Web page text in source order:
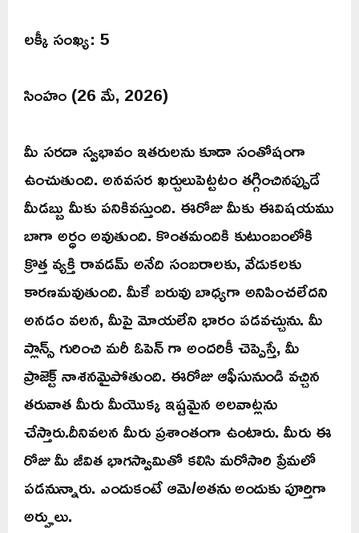
లక్కీ సంఖ్య: 5
సింహం (26 మే, 2026)
మీ సరదా స్వభావం ఇతరులను కూడా సంతోషంగా
ఉంచుతుంది. అనవసర ఖర్చులుపెట్టటం తగ్గించినప్పుడే
మీడబ్బు మీకు పనికివస్తుంది. ఈరోజు మీకు ఈవిషయము
బాగా అర్ధం అవుతుంది. కొంతమందికి కుటుంబంలోకి
క్రొత్త వ్యక్తి రావడమ్ అనేది సంబరాలకు, వేడుకలకు
కారణమవుతుంది. మీకే బరువు బాధ్యగా అనిపించలేదని
అనడం వలన, మీపై మోయలేని భారం పడవచ్చును. మీ
ప్లాన్స్ గురించి మరీ ఓపెన్ గా అందరికీ చెప్పెస్తే, మీ
ప్రాజెక్ట్ నాశనమైపోతుంది. ఈరోజు ఆఫీసునుండి వచ్చిన
తరువాత మీరు మీయొక్క ఇష్టమైన అలవాట్లను
చేస్తారు.దీనివలన మీరు ప్రశాంతంగా ఉంటారు. మీరు ఈ
రోజు మీ జీవిత భాగస్వామితో కలిసి మరోసారి ప్రేమలో
పడనున్నారు. ఎందుకంటే ఆమె/అతను అందుకు పూర్తిగా
అర్హులు.